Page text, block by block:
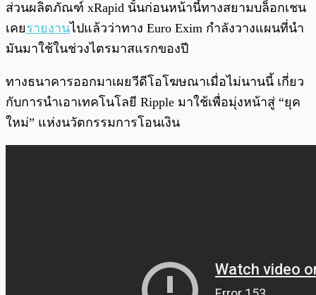
ส่วนผลิตภัณฑ์ xRapid นั้นก่อนหน้านี้ทางสยามบล็อกเชน
เคยรายงานไปแล้วว่าทาง Euro Exim กำลังวางแผนที่นำ
มันมาใช้ในช่วงไตรมาสแรกของปี
ทางธนาคารออกมาเผยวีดีโอโฆษณาเมื่อไม่นานนี้ เกี่ยว
กับการนำเอาเทคโนโลยี Ripple มาใช้เพื่อมุ่งหน้าสู่ “ยุค
ใหม่” แห่งนวัตกรรมการโอนเงิน